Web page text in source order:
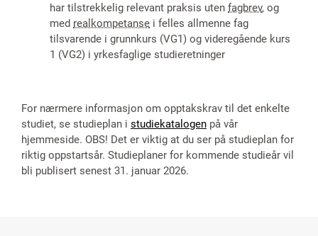
har tilstrekkelig relevant praksis uten fagbrev, og
med realkompetanse i felles allmenne fag
tilsvarende i grunnkurs (VG1) og videregående kurs
1 (VG2) i yrkesfaglige studieretninger
For nærmere informasjon om opptakskrav til det enkelte
studiet, se studieplan i studiekatalogen på vår
hjemmeside. OBS! Det er viktig at du ser på studieplan for
riktig oppstartsår. Studieplaner for kommende studieår vil
bli publisert senest 31. januar 2026.